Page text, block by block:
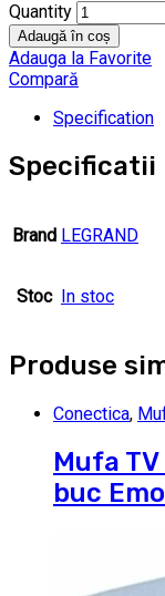
Quantity
Adaugă în coș
Adauga la Favorite
Compară
Specification
Specificatii
Brand LEGRAND
Stoc In stoc
Produse
Conectica,
Mufa
buc